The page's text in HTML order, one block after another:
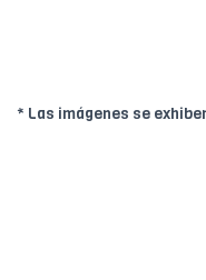
* Las imágenes se